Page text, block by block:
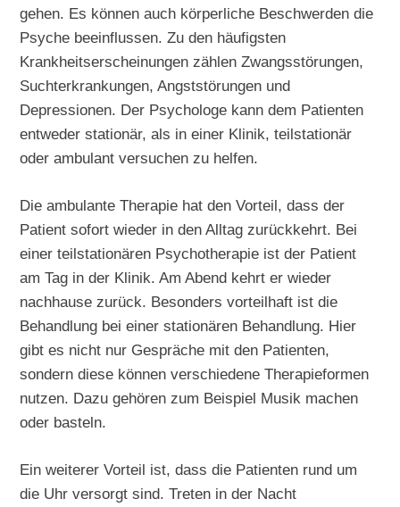
gehen. Es können auch körperliche Beschwerden die
Psyche beeinflussen. Zu den häufigsten
Krankheitserscheinungen zählen Zwangsstörungen,
Suchterkrankungen, Angststörungen und
Depressionen. Der Psychologe kann dem Patienten
entweder stationär, als in einer Klinik, teilstationär
oder ambulant versuchen zu helfen.
Die ambulante Therapie hat den Vorteil, dass der
Patient sofort wieder in den Alltag zurückkehrt. Bei
einer teilstationären Psychotherapie ist der Patient
am Tag in der Klinik. Am Abend kehrt er wieder
nachhause zurück. Besonders vorteilhaft ist die
Behandlung bei einer stationären Behandlung. Hier
gibt es nicht nur Gespräche mit den Patienten,
sondern diese können verschiedene Therapieformen
nutzen. Dazu gehören zum Beispiel Musik machen
oder basteln.
Ein weiterer Vorteil ist, dass die Patienten rund um
die Uhr versorgt sind. Treten in der Nacht